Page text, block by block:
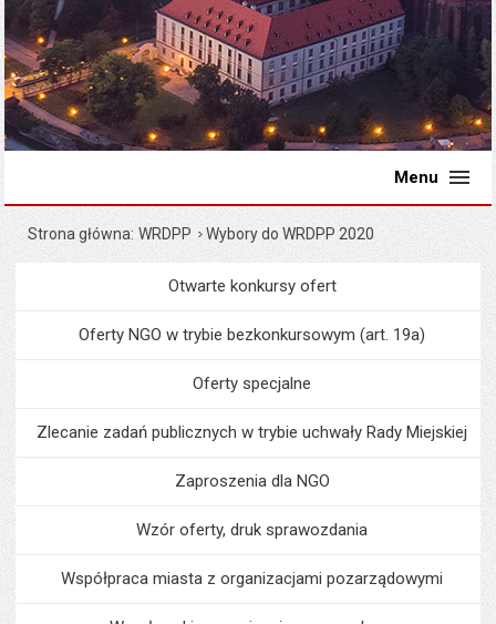
Menu
Strona główna WRDPP Wybory do WRDPP 2020
MenuOrganizacje pozarządowe
Otwarte konkursy ofert
Oferty NGO w trybie bezkonkursowym (art. 19a)
Oferty specjalne
Zlecanie zadań publicznych w trybie uchwały Rady Miejskiej
Zaproszenia dla NGO
Wzór oferty, druk sprawozdania
Współpraca miasta z organizacjami pozarządowymi